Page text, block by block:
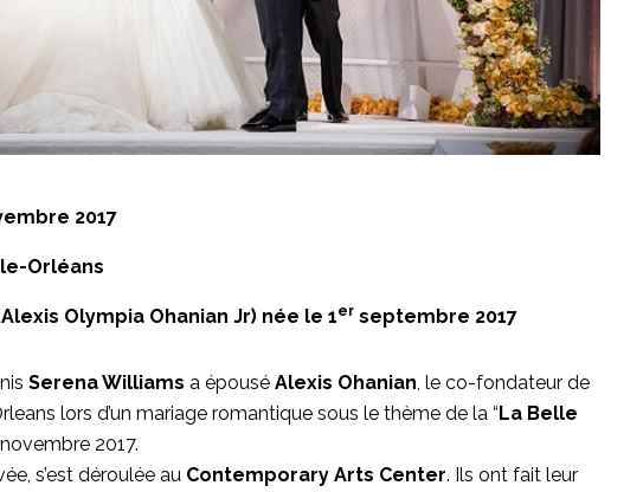
2017
Orléans
Olympia Ohanian Jr) née le 1er septembre 2017
Serena Williams a épousé Alexis Ohanian , le co-fondateur de
lors d’un mariage romantique sous le thème de la “La Belle
2017.
s’est déroulée au Contemporary Arts Center. Ils ont fait leur